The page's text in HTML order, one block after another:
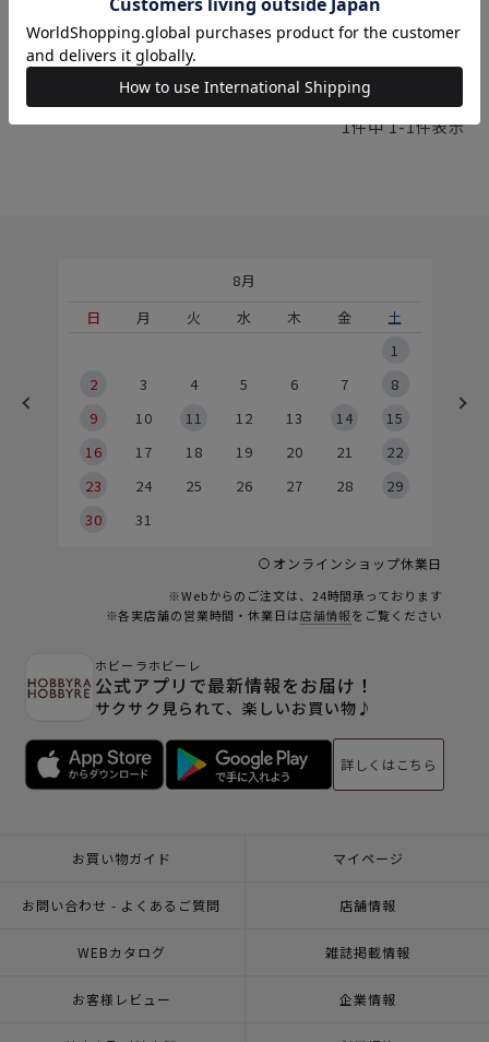
特に刺繡糸はデリケートなので普通糸通しだと糸が
傷んでしまうので思わず「やった」と思い欠かさず
1件中 1-1件表示
8月
日
月 火 水 木 金
土
1
2
3 4 5 6 7
8
9
10 11 12 13 14
15
16
17 18 19 20 21
22
23
24 25 26 27 28
29
30
31
オンラインショップ休業日
※Webからのご注文は、24時間承っております
※各実店舗の営業時間・休業日は店舗情報をご覧ください
ホビーラホビーレ
公式アプリで最新情報をお届け！
サクサク見られて、楽しいお買い物♪
詳しくはこちら
お買い物ガイド マイページ
お問い合わせ - よくあるご質問 店舗情報
WEBカタログ 雑誌掲載情報
お客様レビュー 企業情報